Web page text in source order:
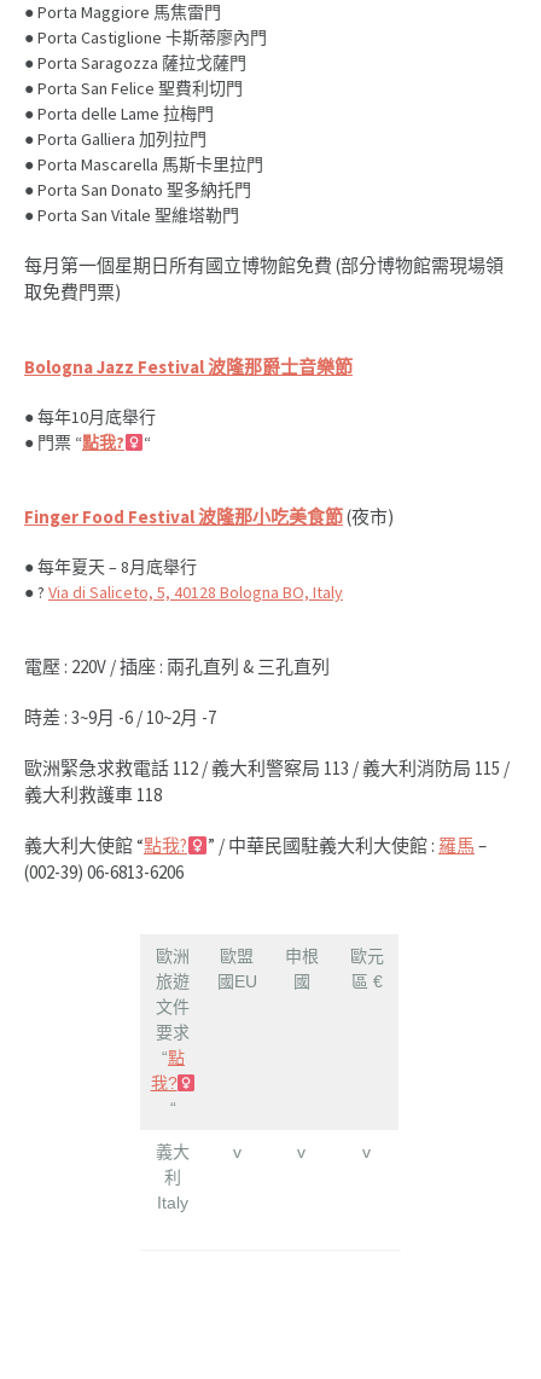
● Porta Maggiore 馬焦雷門
● Porta Castiglione 卡斯蒂廖內門
● Porta Saragozza 薩拉戈薩門
● Porta San Felice 聖費利切門
● Porta delle Lame 拉梅門
● Porta Galliera 加列拉門
● Porta Mascarella 馬斯卡里拉門
● Porta San Donato 聖多納托門
● Porta San Vitale 聖維塔勒門
每月第一個星期日所有國立博物館免費 (部分博物館需現場領
取免費門票)
Bologna Jazz Festival 波隆那爵士音樂節
● 每年10月底舉行
● 門票 “點我?‍ “
Finger Food Festival 波隆那小吃美食節(夜市)
● 每年夏天 – 8月底舉行
●? Via di Saliceto, 5, 40128 Bologna BO, Italy
電壓 : 220V / 插座 : 兩孔直列 & 三孔直列
時差 : 3~9月 -6 / 10~2月 -7
歐洲緊急求救電話 112 / 義大利警察局 113 / 義大利消防局 115 /
義大利救護車 118
義大利大使館 “點我?‍ ” / 中華民國駐義大利大使館 : 羅馬 –
(002-39) 06-6813-6206
歐洲
旅遊
文件
要求
“點
我?‍
“
歐盟
國EU
申根
國
歐元
區 €
義大
利
Italy
v v v